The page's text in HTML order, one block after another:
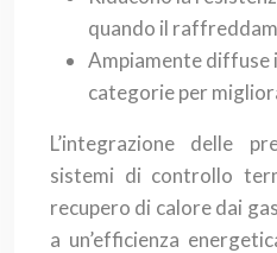
quando il
Ampiamente diffuse
categorie per
L’integrazione delle
sistemi di controllo
recupero di calore dai
a un’efficienza